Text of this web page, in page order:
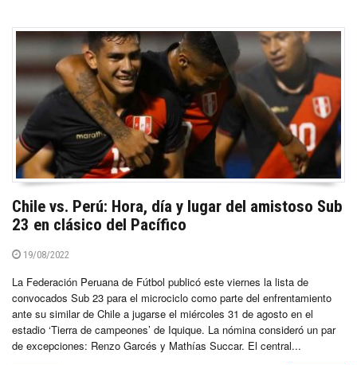
Chile vs. Perú: Hora, día y lugar del amistoso Sub
23 en clásico del Pacífico
19/08/2022
La Federación Peruana de Fútbol publicó este viernes la lista de
convocados Sub 23 para el microciclo como parte del enfrentamiento
ante su similar de Chile a jugarse el miércoles 31 de agosto en el
estadio ‘Tierra de campeones’ de Iquique. La nómina consideró un par
de excepciones: Renzo Garcés y Mathías Succar. El central...